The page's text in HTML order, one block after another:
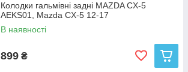
Колодки гальмівні задні MAZDA CX-5
AEKS01, Mazda CX-5 12-17
В наявності
899 ₴